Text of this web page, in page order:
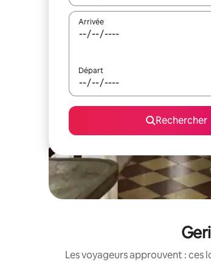
Arrivée
Départ
Rechercher
Les voyageurs approuvent :